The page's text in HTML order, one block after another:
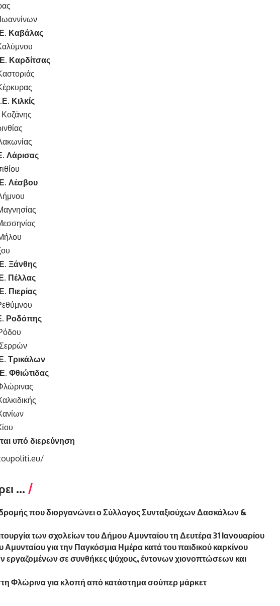
Καβάλας
Καρδίτσας
Κιλκίς
Λάρισας
Λέσβου
Ξάνθης
Πέλλας
Πιερίας
Ροδόπης
Τρικάλων
Φθιώτιδας
υπό διερεύνηση
...
που διοργανώνει ο Σύλλογος Συνταξιούχων Δασκάλων &
των σχολείων του Δήμου Αμυνταίου τη Δευτέρα 31 Ιανουαρίου
για την Παγκόσμια Ημέρα κατά του παιδικού καρκίνου
εργαζομένων σε συνθήκες ψύχους, έντονων χιονοπτώσεων και
Φλώρινα για κλοπή από κατάστημα σούπερ μάρκετ